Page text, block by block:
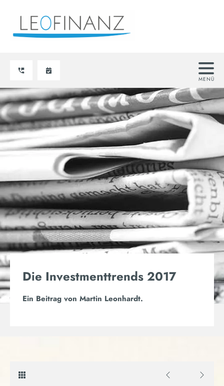
Die Investmenttrends 2017
Ein Beitrag von Martin Leonhardt.